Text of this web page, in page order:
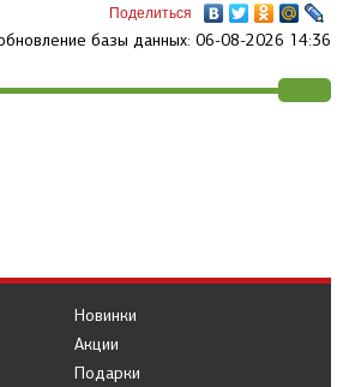
Поделиться
базы данных: 06-08-2026 14:36
Новинки
Акции
Подарки